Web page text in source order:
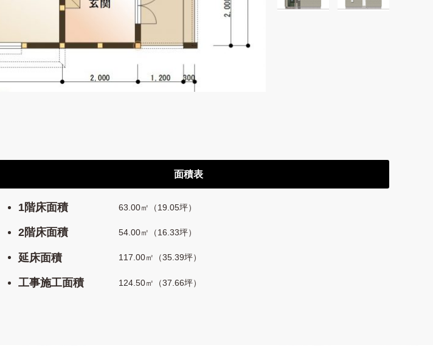
面積表
1階床面積 63.00㎡（19.05坪）
2階床面積 54.00㎡（16.33坪）
延床面積 117.00㎡（35.39坪）
工事施工面積 124.50㎡（37.66坪）